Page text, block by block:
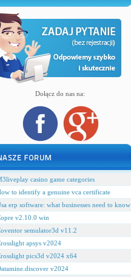
Dołącz do nas na:
casino game categories
to identify a genuine vca certificate
erp software: what businesses need to know
v2.10.0 win
semulator3d v11.2
apsys v2024
pics3d v2024 x64
v2024